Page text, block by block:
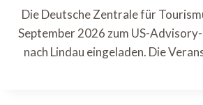
Die Deutsche Zentrale für
September 2026 zum US-
nach Lindau eingeladen. Die